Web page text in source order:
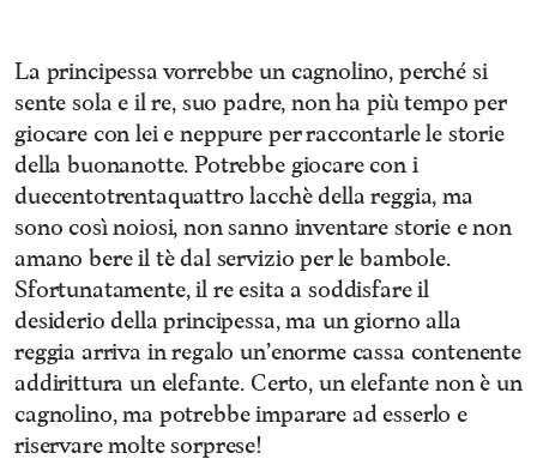
La principessa vorrebbe un cagnolino, perché si
sente sola e il re, suo padre, non ha più tempo per
giocare con lei e neppure per raccontarle le storie
della buonanotte. Potrebbe giocare con i
duecentotrentaquattro lacchè della reggia, ma
sono così noiosi, non sanno inventare storie e non
amano bere il tè dal servizio per le bambole.
Sfortunatamente, il re esita a soddisfare il
desiderio della principessa, ma un giorno alla
reggia arriva in regalo un’enorme cassa contenente
addirittura un elefante. Certo, un elefante non è un
cagnolino, ma potrebbe imparare ad esserlo e
riservare molte sorprese!